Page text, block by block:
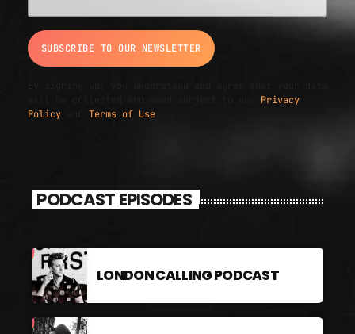
Privacy
Policy
Terms of Use
PODCAST EPISODES
LONDON CALLING PODCAST